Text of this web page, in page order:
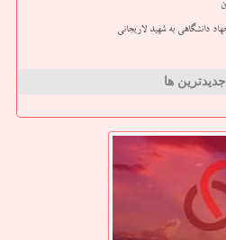
دانشگاهی به شهید لاریجانی
جدیدترین ها